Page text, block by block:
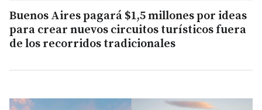
Buenos Aires pagará $1,5 millones por ideas
para crear nuevos circuitos turísticos fuera
de los recorridos tradicionales